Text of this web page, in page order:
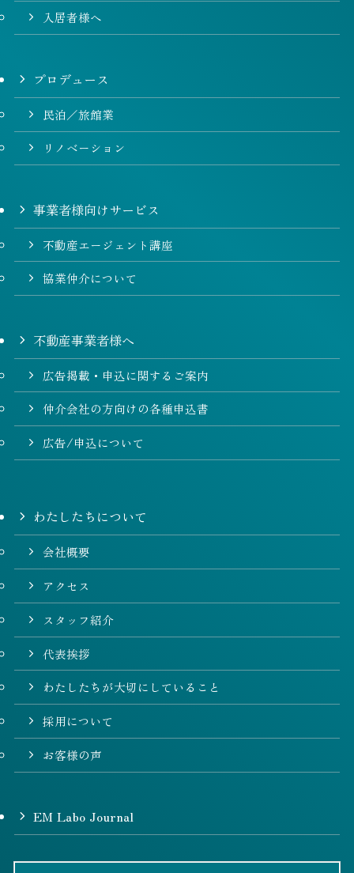
入居者様へ
プロデュース
民泊／旅館業
リノベーション
事業者様向けサービス
不動産エージェント講座
協業仲介について
不動産事業者様へ
広告掲載・申込に関するご案内
仲介会社の方向けの各種申込書
広告/申込について
わたしたちについて
会社概要
アクセス
スタッフ紹介
代表挨拶
わたしたちが大切にしていること
採用について
お客様の声
EM Labo Journal